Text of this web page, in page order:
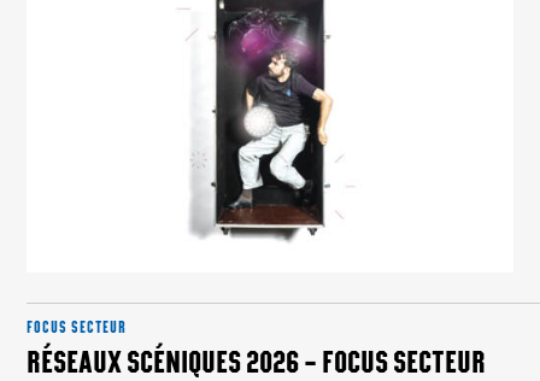
FOCUS SECTEUR
RÉSEAUX SCÉNIQUES 2026 – FOCUS SECTEUR